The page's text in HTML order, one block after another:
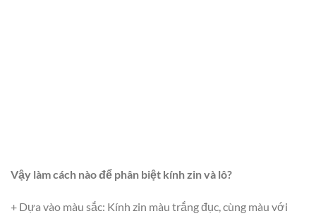
Vậy làm cách nào để phân biệt kính zin và lô?
+ Dựa vào màu sắc: Kính zin màu trắng đục, cùng màu với